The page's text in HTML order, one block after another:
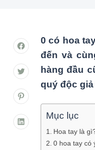
0 có hoa
đến và
hàng đầu
quý độc
Mục lục
Hoa tay là
0 hoa tay có